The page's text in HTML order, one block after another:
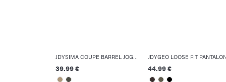
39.99 €
JDYGEO LOOSE FIT
44.99 €